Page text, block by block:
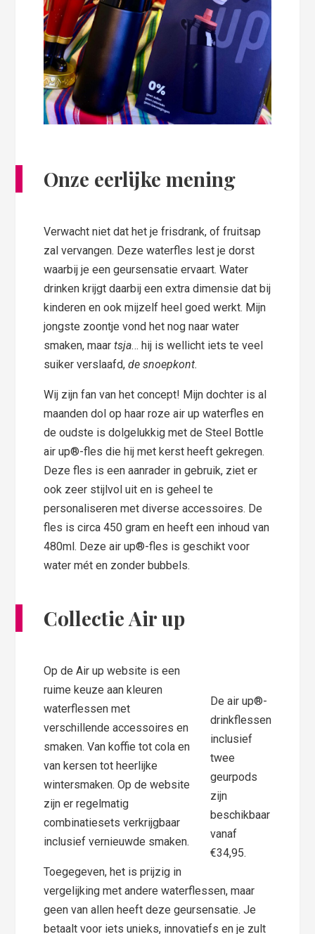
Onze eerlijke mening
Verwacht niet dat het je frisdrank, of fruitsap
zal vervangen. Deze waterfles lest je dorst
waarbij je een geursensatie ervaart. Water
drinken krijgt daarbij een extra dimensie dat bij
kinderen en ook mijzelf heel goed werkt. Mijn
jongste zoontje vond het nog naar water
smaken, maartsja… hij is wellicht iets te veel
suiker verslaafd,de snoepkont.
Wij zijn fan van het concept! Mijn dochter is al
maanden dol op haar roze air up waterfles en
de oudste is dolgelukkig met de Steel Bottle
air up®-fles die hij met kerst heeft gekregen.
Deze fles is een aanrader in gebruik, ziet er
ook zeer stijlvol uit en is geheel te
personaliseren met diverse accessoires. De
fles is circa 450 gram en heeft een inhoud van
480ml. Deze air up®-fles is geschikt voor
water mét en zonder bubbels.
Collectie Air up
De air up®-
drinkflessen
inclusief
twee
geurpods
zijn
beschikbaar
vanaf
€34,95.
Op de Air up website is een
ruime keuze aan kleuren
waterflessen met
verschillende accessoires en
smaken. Van koffie tot cola en
van kersen tot heerlijke
wintersmaken. Op de website
zijn er regelmatig
combinatiesets verkrijgbaar
inclusief vernieuwde smaken.
Toegegeven, het is prijzig in
vergelijking met andere waterflessen, maar
geen van allen heeft deze geursensatie. Je
betaalt voor iets unieks, innovatiefs en je zult